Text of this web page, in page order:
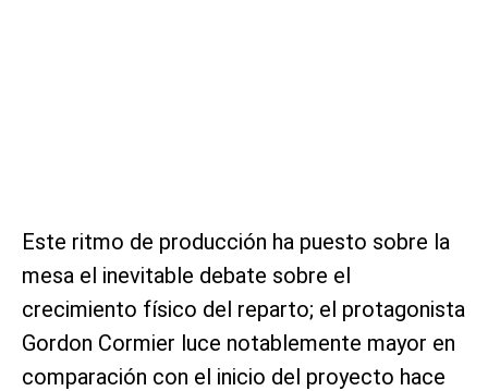
Este ritmo de producción ha puesto sobre la
mesa el inevitable debate sobre el
crecimiento físico del reparto; el protagonista
Gordon Cormier luce notablemente mayor en
comparación con el inicio del proyecto hace